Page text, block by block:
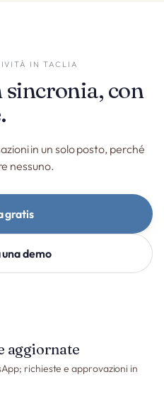
IN TACLIA
con
in un solo posto, perché
nessuno.
gratis
demo
aggiornate
richieste e approvazioni in